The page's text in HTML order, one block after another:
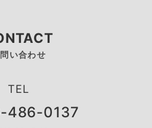
い合わせ
TEL
486-0137